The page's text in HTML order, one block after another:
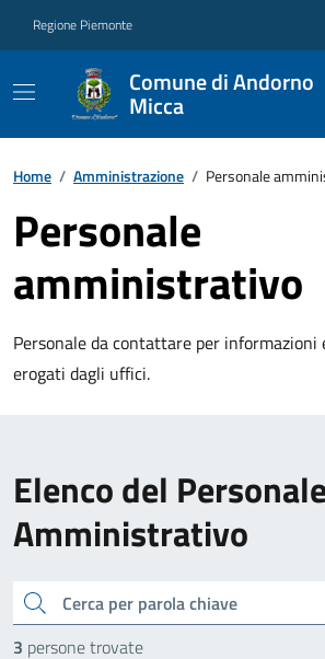
Regione Piemonte
Comune di Andorno
Micca
Home / Amministrazione / Personale
Personale
amministrativo
Personale da contattare per informazioni
erogati dagli uffici.
Elenco del
Amministrativo
cerca
3 persone trovate